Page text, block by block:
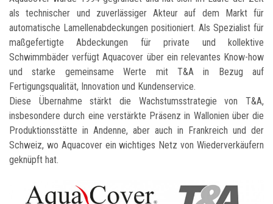
als technischer und zuverlässiger Akteur auf dem Markt für
automatische Lamellenabdeckungen positioniert. Als Spezialist für
maßgefertigte Abdeckungen für private und kollektive
Schwimmbäder verfügt Aquacover über ein relevantes Know-how
und starke gemeinsame Werte mit T&A in Bezug auf
Fertigungsqualität, Innovation und Kundenservice.
Diese Übernahme stärkt die Wachstumsstrategie von T&A,
insbesondere durch eine verstärkte Präsenz in Wallonien über die
Produktionsstätte in Andenne, aber auch in Frankreich und der
Schweiz, wo Aquacover ein wichtiges Netz von Wiederverkäufern
geknüpft hat.